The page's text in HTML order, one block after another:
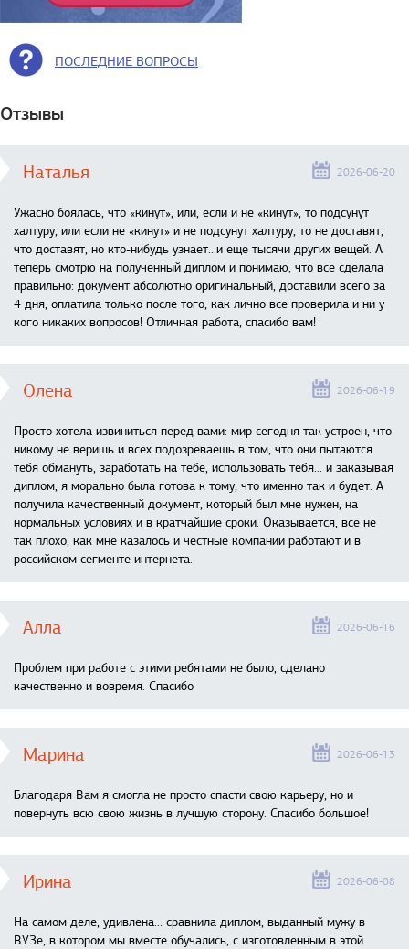
ПОСЛЕДНИЕ ВОПРОСЫ
Отзывы
Наталья 2026-06-20
Ужасно боялась, что «кинут», или, если и не «кинут», то подсунут
халтуру, или если не «кинут» и не подсунут халтуру, то не доставят,
что доставят, но кто-нибудь узнает...и еще тысячи других вещей. А
теперь смотрю на полученный диплом и понимаю, что все сделала
правильно: документ абсолютно оригинальный, доставили всего за
4 дня, оплатила только после того, как лично все проверила и ни у
кого никаких вопросов! Отличная работа, спасибо вам!
Олена 2026-06-19
Просто хотела извиниться перед вами: мир сегодня так устроен, что
никому не веришь и всех подозреваешь в том, что они пытаются
тебя обмануть, заработать на тебе, использовать тебя... и заказывая
диплом, я морально была готова к тому, что именно так и будет. А
получила качественный документ, который был мне нужен, на
нормальных условиях и в кратчайшие сроки. Оказывается, все не
так плохо, как мне казалось и честные компании работают и в
российском сегменте интернета.
Алла 2026-06-16
Проблем при работе с этими ребятами не было, сделано
качественно и вовремя. Спасибо
Марина 2026-06-13
Благодаря Вам я смогла не просто спасти свою карьеру, но и
повернуть всю свою жизнь в лучшую сторону. Спасибо большое!
Ирина 2026-06-08
На самом деле, удивлена… сравнила диплом, выданный мужу в
ВУЗе, в котором мы вместе обучались, с изготовленным в этой